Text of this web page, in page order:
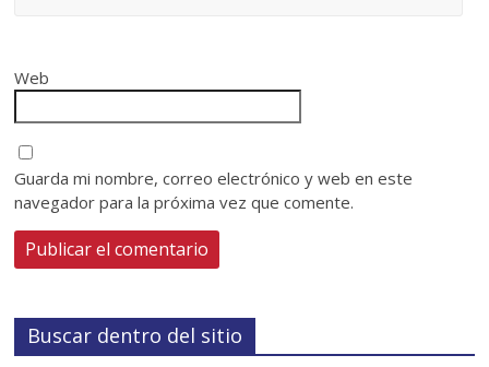
Web
Guarda mi nombre, correo electrónico y web en este
navegador para la próxima vez que comente.
Buscar dentro del sitio